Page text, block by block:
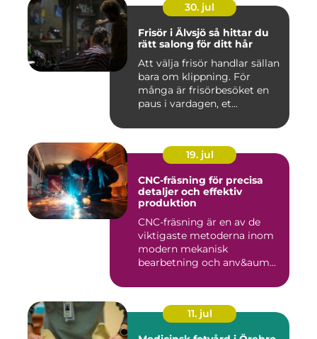
30. jul
Frisör i Älvsjö så hittar du
rätt salong för ditt hår
Att välja frisör handlar sällan
bara om klippning. För
många är frisörbesöket en
paus i vardagen, et...
19. jul
CNC-fräsning för precisa
detaljer och effektiv
produktion
CNC-fräsning är en av de
viktigaste metoderna inom
modern mekanisk
bearbetning och anv&aum...
11. jul